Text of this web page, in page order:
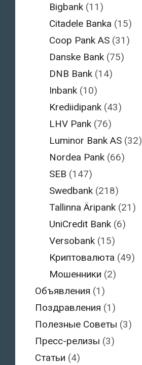
Bigbank (11)
Citadele Banka (15)
Coop Pank AS (31)
Danske Bank (75)
DNB Bank (14)
Inbank (10)
Krediidipank (43)
LHV Pank (76)
Luminor Bank AS (32)
Nordea Pank (66)
SEB (147)
Swedbank (218)
Tallinna Äripank (21)
UniCredit Bank (6)
Versobank (15)
Криптовалюта (49)
Мошенники (2)
Объявления (1)
Поздравления (1)
Полезные Советы (3)
Пресс-релизы (3)
Статьи (4)